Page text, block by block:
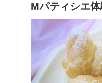
Mパティシエ